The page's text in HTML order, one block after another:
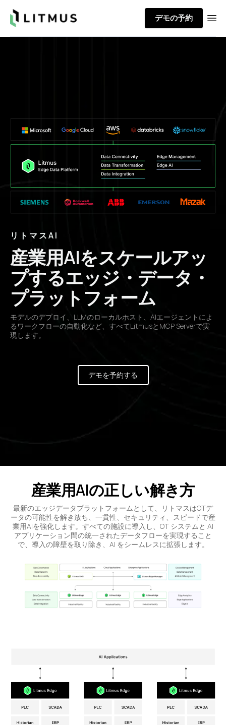
Litmus デモの予約
リトマスAI
産業用AIをスケールアッ
プするエッジ・データ・
プラットフォーム
モデルのデプロイ、LLMのローカルホスト、AIエージェントによ
るワークフローの自動化など、すべてLitmusとMCP Serverで実
現します。
デモを予約する
産業用AIの正しい解き方
最新のエッジデータプラットフォームとして、リトマスはOTデ
ータの可能性を解き放ち、一貫性、セキュリティ、スピードで産
業用AIを強化します。すべての施設に導入し、OT システムと AI
アプリケーション間の統一されたデータフローを実現すること
で、導入の障壁を取り除き、AI をシームレスに拡張します。